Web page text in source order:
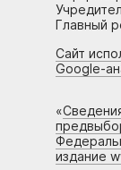
Главный
Сайт
Google-
«
издание